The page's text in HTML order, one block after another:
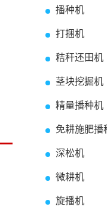
播种机
打捆机
秸秆还田机
茎块挖掘机
精量播种机
免耕施肥播
深松机
微耕机
旋播机